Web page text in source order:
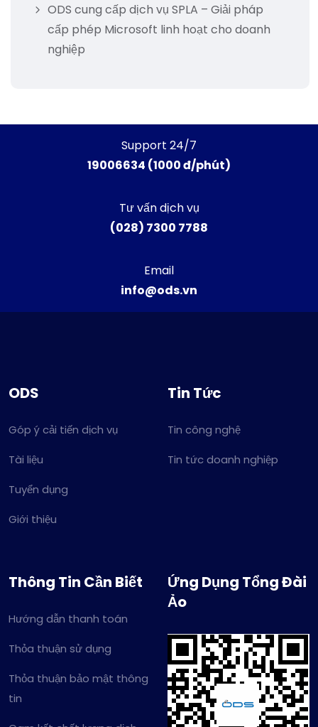
ODS cung cấp dịch vụ SPLA – Giải pháp
cấp phép Microsoft linh hoạt cho doanh
nghiệp
Support 24/7
19006634 (1000 đ/phút)
Tư vấn dịch vụ
(028) 7300 7788
Email
info@ods.vn
ODS
Góp ý cải tiến dịch vụ
Tài liệu
Tuyển dụng
Giới thiệu
Tin Tức
Tin công nghệ
Tin tức doanh nghiệp
Thông Tin Cần Biết
Hướng dẫn thanh toán
Thỏa thuận sử dụng
Thỏa thuận bảo mật thông
tin
Ứng Dụng Tổng Đài
Ảo